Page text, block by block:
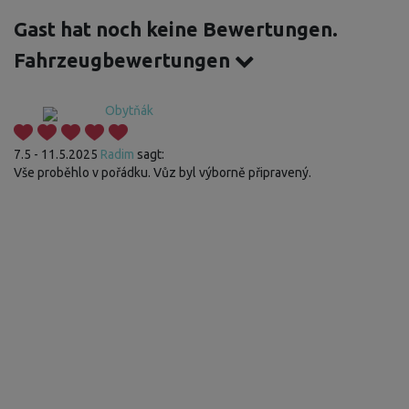
Gast hat noch keine Bewertungen.
Fahrzeugbewertungen
Obytňák
7.5 - 11.5.2025 Radim sagt:
Vše proběhlo v pořádku. Vůz byl výborně připravený.